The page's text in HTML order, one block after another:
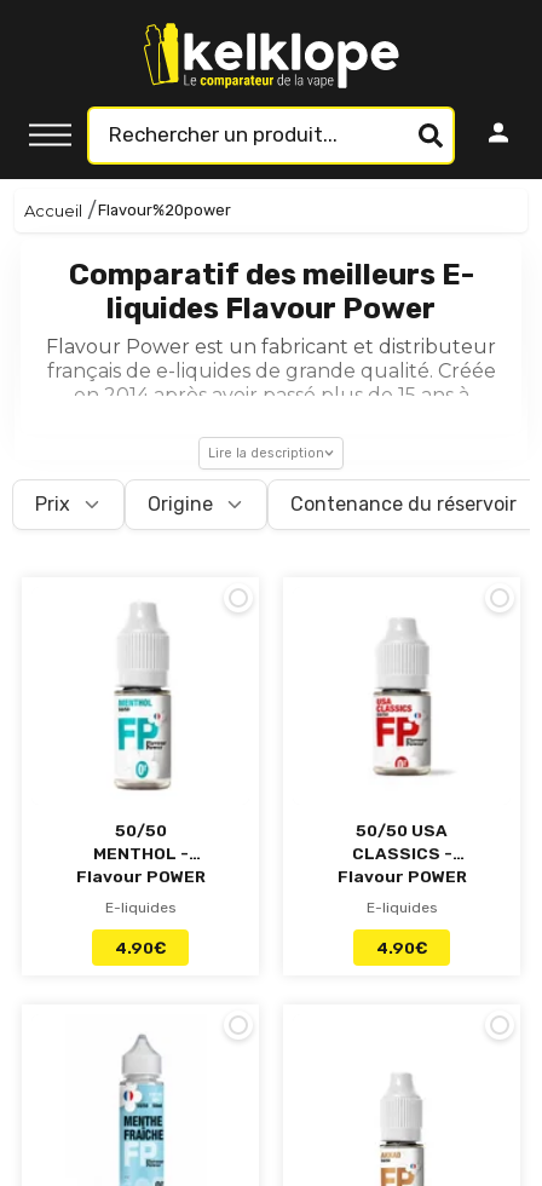
Accueil Flavour%20power
Comparatif des meilleurs E-
liquides Flavour Power
Flavour Power est un fabricant et distributeur
français de e-liquides de grande qualité. Créée
en 2014 après avoir passé plus de 15 ans à
alimentaires, la marque s’est lancée dans la
vape pour offrir aux vapoteurs une expérience
unique et originale en termes de goûts et de
sensations. Elle est actuellement à l’origine de
TPD ready où l’on peut retrouver des bases
équilibrées à 50PG/50VG. Conformément à sa
devise « vapoter en toute liberté », vous
ultra-variées en formules mono-arômes ou
multi-arômes. La marque prévoit même une
gamme concentrée de 50mL pour ceux qui
aspirent aux DIY et all-day. Pour commencer la
découverte, essayez donc son classic Akkad qui
son tabac et la pertinence de son hit !
Lire la description
Prix Origine Contenance du réservoir
50/50
MENTHOL -
Flavour POWER
- e-liquide 10ml
E-liquides
4.90€
50/50 USA
CLASSICS -
Flavour POWER
- e-liquide 10ml
E-liquides
4.90€